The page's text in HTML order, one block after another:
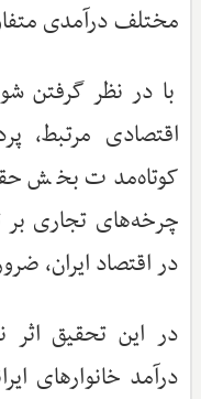
مختلف درآمدی
با در نظر گرفتن
اقتصادی مرتبط،
کوتاه‌مدت بخش
چرخه‌های تجاری بر
در اقتصاد ایران،
در این تحقیق اثر
درآمد خانوارهای